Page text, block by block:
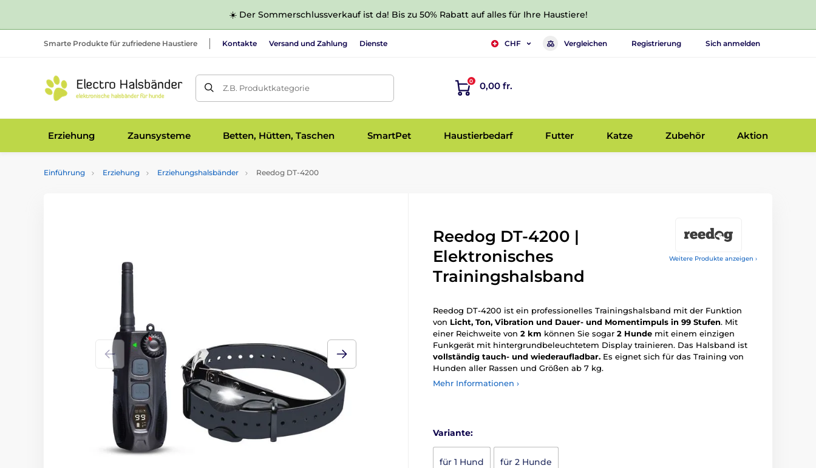
☀️ Der Sommerschlussverkauf ist da! Bis zu 50% Rabatt auf alles für Ihre Haustiere!
Smarte Produkte für zufriedene Haustiere Kontakte Versand und Zahlung Dienste CHF Vergleichen Registrierung Sich anmelden
Z.B. Produktkategorie
0 0,00 fr.
Erziehung Zaunsysteme Betten, Hütten, Taschen SmartPet Haustierbedarf Futter Katze Zubehör Aktion
Einführung Erziehung Erziehungshalsbänder Reedog DT-4200
Weitere Produkte anzeigen ›
Reedog DT-4200 |
Elektronisches
Trainingshalsband
Reedog DT-4200 ist ein professionelles Trainingshalsband mit der Funktion
von Licht, Ton, Vibration und Dauer- und Momentimpuls in 99 Stufen. Mit
einer Reichweite von 2 km können Sie sogar 2 Hunde mit einem einzigen
Funkgerät mit hintergrundbeleuchtetem Display trainieren. Das Halsband ist
vollständig tauch- und wiederaufladbar. Es eignet sich für das Training von
Hunden aller Rassen und Größen ab 7 kg.
Mehr Informationen ›
Variante:
für 1 Hund für 2 Hunde